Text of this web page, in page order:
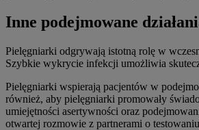
Inne podejmowane
Pielęgniarki odgrywają istotną rolę w
Szybkie wykrycie infekcji umożliwia
Pielęgniarki wspierają pacjentów w
również, aby pielęgniarki promowały
umiejętności asertywności oraz
otwartej rozmowie z partnerami o